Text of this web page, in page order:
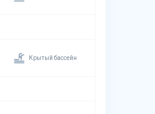
Крытый бассейн